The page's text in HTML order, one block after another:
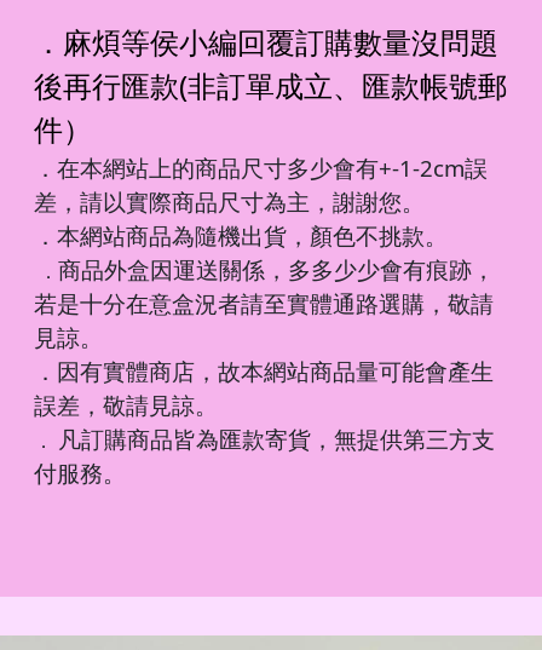
．麻煩等侯小編回覆訂購數量沒問題
後再行匯款(非訂單成立、匯款帳號郵
件）
．在本網站上的商品尺寸多少會有+-1-2cm誤
差，請以實際商品尺寸為主，謝謝您。
．本網站商品為隨機出貨，顏色不挑款。
． 商品外盒因運送關係，多多少少會有痕跡，
若是十分在意盒況者請至實體通路選購，敬請
見諒。
．因有實體商店，故本網站商品量可能會產生
誤差，敬請見諒。
． 凡訂購商品皆為匯款寄貨，無提供第三方支
付服務。